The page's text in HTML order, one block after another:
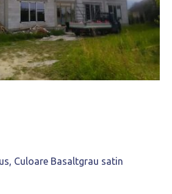
Culoare Basaltgrau satin